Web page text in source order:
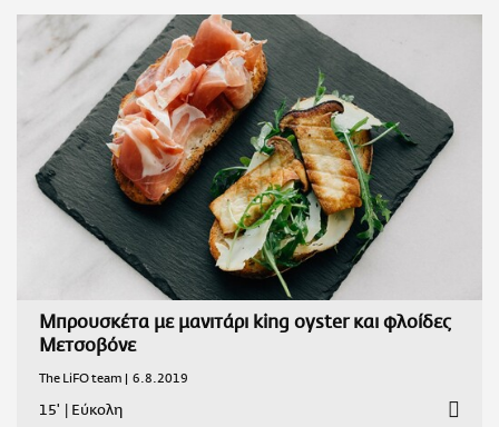
Μπρουσκέτα με μανιτάρι king oyster και φλοίδες
Μετσοβόνε
The LiFO team | 6.8.2019
15' Εύκολη